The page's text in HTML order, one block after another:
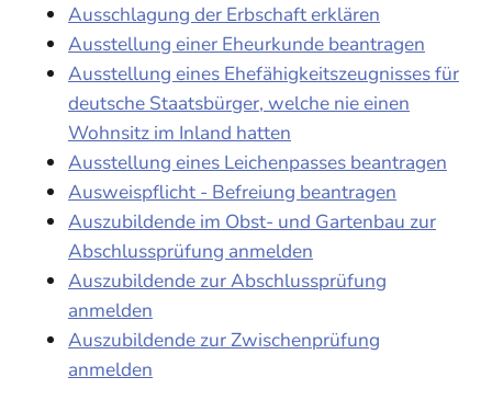
Ausschlagung der Erbschaft erklären
Ausstellung einer Eheurkunde beantragen
Ausstellung eines Ehefähigkeitszeugnisses für
deutsche Staatsbürger, welche nie einen
Wohnsitz im Inland hatten
Ausstellung eines Leichenpasses beantragen
Ausweispflicht - Befreiung beantragen
Auszubildende im Obst- und Gartenbau zur
Abschlussprüfung anmelden
Auszubildende zur Abschlussprüfung
anmelden
Auszubildende zur Zwischenprüfung
anmelden